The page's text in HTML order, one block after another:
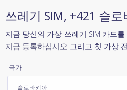
쓰레기 SIM, +421 슬
지금 당신의 가상 쓰레기 SIM 카드
지금 등록하십시오 그리고 첫 가상
국가